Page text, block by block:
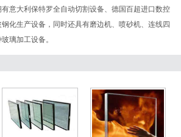
意大利保特罗全自动切割设备、德国百超进口数控
化生产设备，同时还具有磨边机、喷砂机、连线四
璃加工设备。